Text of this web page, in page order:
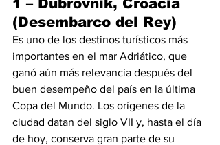
1 – Dubrovnik, Croacia
(Desembarco del Rey)
Es uno de los destinos turísticos más
importantes en el mar Adriático, que
ganó aún más relevancia después del
buen desempeño del país en la última
Copa del Mundo. Los orígenes de la
ciudad datan del siglo VII y, hasta el día
de hoy, conserva gran parte de su